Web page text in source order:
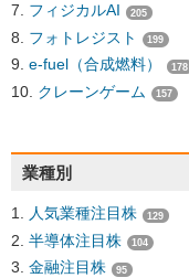
フィジカルAI 205
フォトレジスト 199
e-fuel（合成燃料） 178
クレーンゲーム 157
業種別
人気業種注目株 129
半導体注目株 104
金融注目株 95